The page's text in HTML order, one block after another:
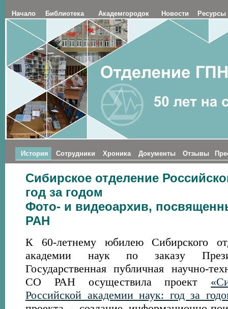
Начало Библиотека Академгородок Новости Ресурсы
История Сотрудники Хроника Документы Отзывы
Сибирское отделение
год за годом
Фото- и видеоархив,
РАН
К 60-летнему юбилею Сибирского
академии наук по заказу
Государственная публичная научно-
СО РАН осуществила проект
Российской академии наук: год за